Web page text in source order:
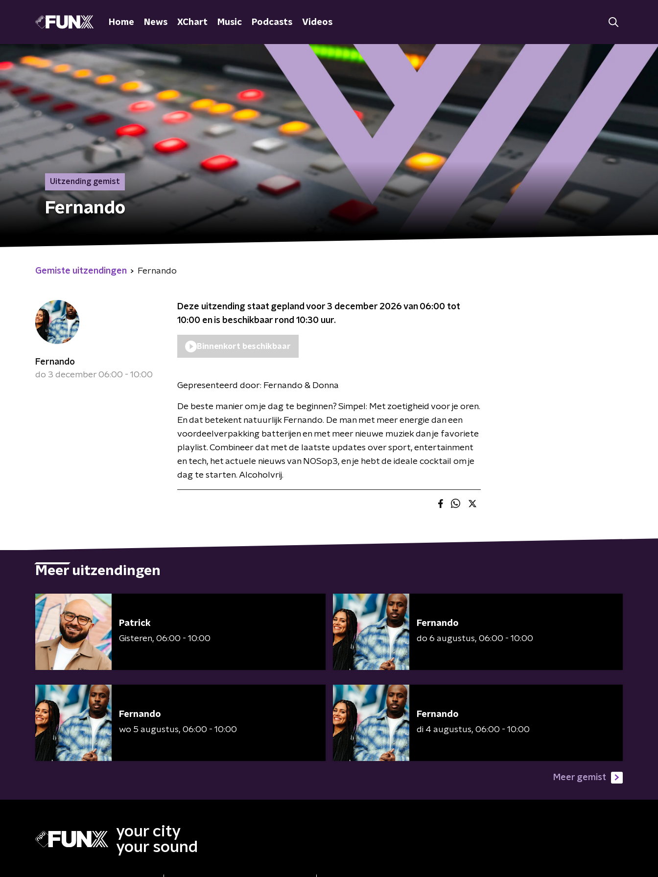
Home News XChart Music Podcasts Videos
Uitzending gemist
Fernando
Gemiste uitzendingen Fernando
Fernando
do 3 december 06:00 - 10:00
Deze uitzending staat gepland voor 3 december 2026 van 06:00 tot
10:00 en is beschikbaar rond 10:30 uur.
Binnenkort beschikbaar
Gepresenteerd door: Fernando & Donna
De beste manier om je dag te beginnen? Simpel: Met zoetigheid voor je oren.
En dat betekent natuurlijk Fernando. De man met meer energie dan een
voordeelverpakking batterijen en met meer nieuwe muziek dan je favoriete
playlist. Combineer dat met de laatste updates over sport, entertainment
en tech, het actuele nieuws van NOSop3, en je hebt de ideale cocktail om je
dag te starten. Alcoholvrij.
Meer uitzendingen
Patrick
Gisteren 06:00 - 10:00
Fernando
do 6 augustus 06:00 - 10:00
Fernando
wo 5 augustus 06:00 - 10:00
Fernando
di 4 augustus 06:00 - 10:00
Meer gemist
your city
your sound